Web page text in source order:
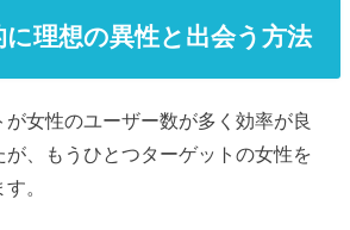
理想の異性と出会う方法
が女性のユーザー数が多く効率が良
が、もうひとつターゲットの女性を
。